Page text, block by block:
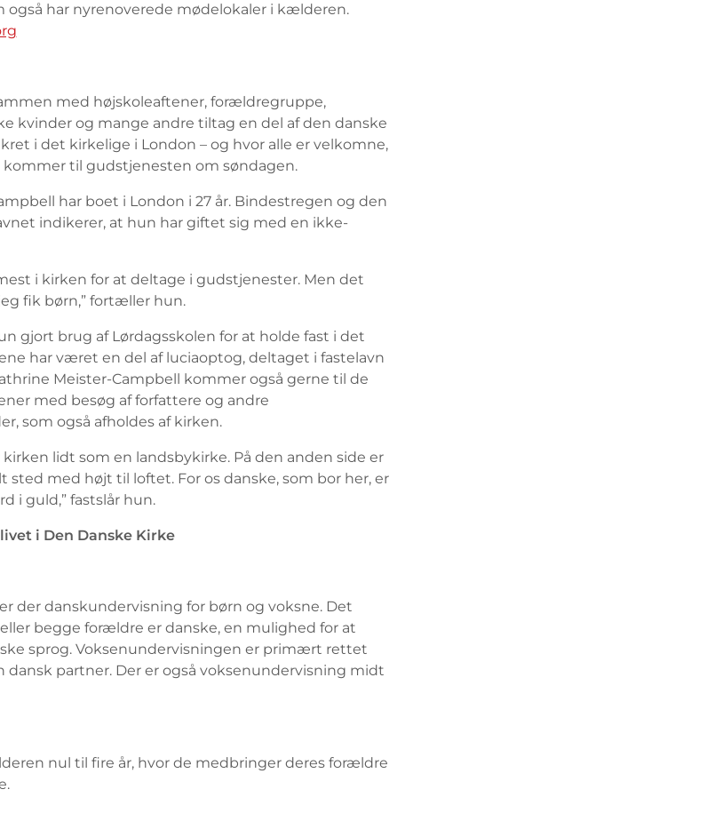
også har nyrenoverede mødelokaler i kælderen.
med højskoleaftener, forældregruppe,
kvinder og mange andre tiltag en del af den danske
i det kirkelige i London – og hvor alle er velkomne,
kommer til gudstjenesten om søndagen.
har boet i London i 27 år. Bindestregen og den
indikerer, at hun har giftet sig med en ikke-
i kirken for at deltage i gudstjenester. Men det
fik børn,” fortæller hun.
gjort brug af Lørdagsskolen for at holde fast i det
har været en del af luciaoptog, deltaget i fastelavn
Meister-Campbell kommer også gerne til de
med besøg af forfattere og andre
som også afholdes af kirken.
kirken lidt som en landsbykirke. På den anden side er
med højt til loftet. For os danske, som bor her, er
i guld,” fastslår hun.
i Den Danske Kirke
der danskundervisning for børn og voksne. Det
begge forældre er danske, en mulighed for at
sprog. Voksenundervisningen er primært rettet
dansk partner. Der er også voksenundervisning midt
nul til fire år, hvor de medbringer deres forældre